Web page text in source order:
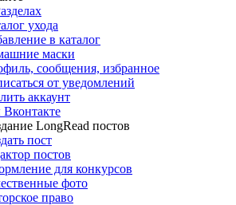
ухода
в каталог
маски
сообщения, избранное
от уведомлений
аккаунт
LongRead постов
пост
постов
для конкурсов
фото
право